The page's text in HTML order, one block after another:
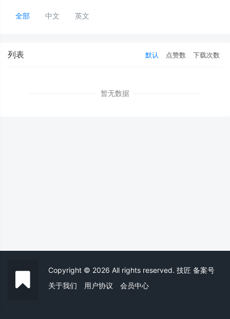
全部 中文 英文
列表 默认 点赞数 下载次数
暂无数据
Copyright © 2026 All rights reserved. 技匠 备案号
关于我们
用户协议 会员中心